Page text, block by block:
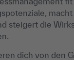
steigert die
dich von den